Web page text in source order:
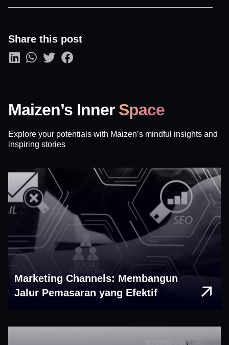
Share this post
Maizen’s Inner Space
Explore your potentials with Maizen’s mindful insights and
inspiring stories
Marketing Channels: Membangun
Jalur Pemasaran yang Efektif